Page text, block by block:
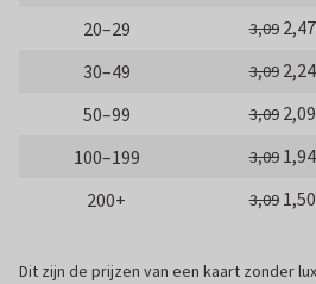
20–29
3,09 2,47
30–49
3,09 2,24
50–99
3,09 2,09
100–199
3,09 1,94
200+
3,09 1,50
Dit zijn de prijzen van een kaart zonder